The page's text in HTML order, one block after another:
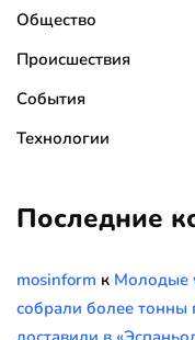
Общество
Происшествия
События
Технологии
Последние
mosinform к Молодые
собрали более